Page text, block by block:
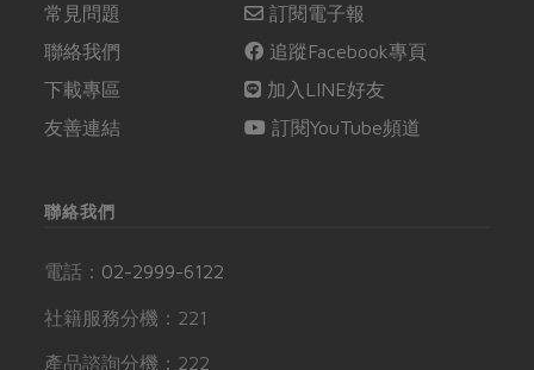
常見問題
聯絡我們
下載專區
友善連結
訂閱電子報
追蹤Facebook專頁
加入LINE好友
訂閱YouTube頻道
聯絡我們
電話： 02-2999-6122
社籍服務分機：221
產品諮詢分機：222